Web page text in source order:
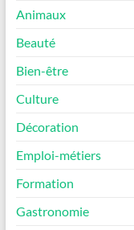
Animaux
Beauté
Bien-être
Culture
Décoration
Emploi-métiers
Formation
Gastronomie